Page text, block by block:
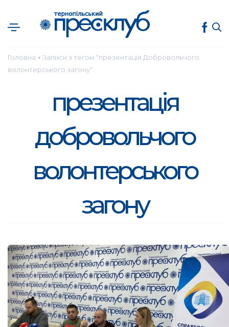
Головна ● Записи з тегом "презентація Добровольчого
волонтерського загону"
презентація
добровольчого
волонтерського
загону